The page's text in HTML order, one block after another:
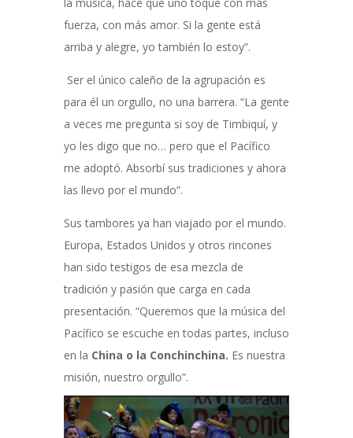
fuerza, con más amor. Si la gente está
arriba y alegre, yo también lo estoy”.
Ser el único caleño de la agrupación es
para él un orgullo, no una barrera. “La gente
a veces me pregunta si soy de Timbiquí, y
yo les digo que no… pero que el Pacífico
me adoptó. Absorbí sus tradiciones y ahora
las llevo por el mundo”.
Sus tambores ya han viajado por el mundo.
Europa, Estados Unidos y otros rincones
han sido testigos de esa mezcla de
tradición y pasión que carga en cada
presentación. “Queremos que la música del
Pacífico se escuche en todas partes, incluso
en la China o la Conchinchina. Es nuestra
misión, nuestro orgullo”.